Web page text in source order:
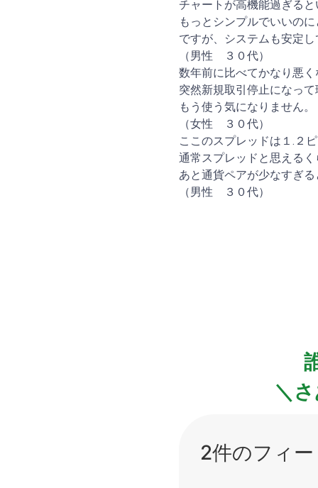
チャートが高機能過ぎる
もっとシンプルでいいの
ですが、システムも安定
（男性 ３０代）
数年前に比べてかなり悪
突然新規取引停止になっ
もう使う気になりません。
（女性 ３０代）
ここのスプレッドは１.２
通常スプレッドと思える
あと通貨ペアが少なすぎ
（男性 ３０代）
＼
2件のフィ